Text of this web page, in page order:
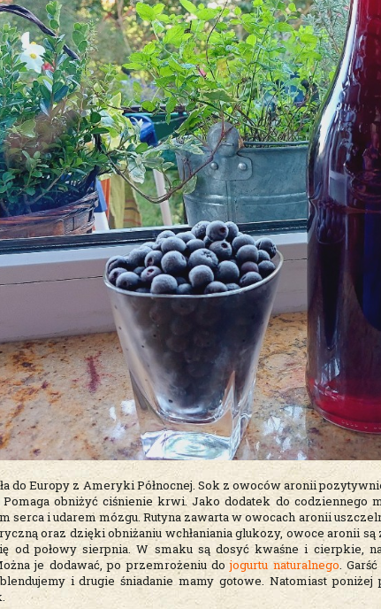
do Europy z Ameryki Północnej. Sok z owoców aronii
obniżyć ciśnienie krwi. Jako dodatek do codziennego
serca i udarem mózgu. Rutyna zawarta w owocach aronii
oraz dzięki obniżaniu wchłaniania glukozy, owoce aronii
od połowy sierpnia. W smaku są dosyć kwaśne i cierpkie,
je dodawać, po przemrożeniu dojogurtu naturalnego.
i drugie śniadanie mamy gotowe. Natomiast